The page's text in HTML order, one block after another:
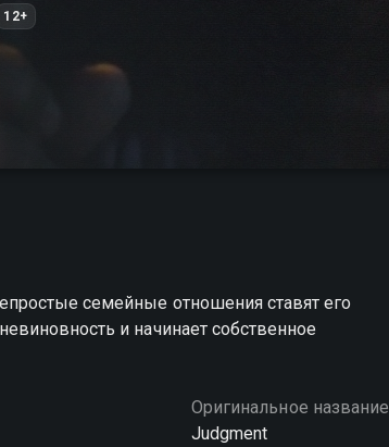
12+
семейные отношения ставят его
и начинает собственное
Оригинальное название
Judgment